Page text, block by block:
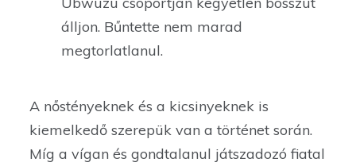
álljon. Bűntette nem marad
megtorlatlanul.
A nőstényeknek és a kicsinyeknek is
kiemelkedő szerepük van a történet során.
Míg a vígan és gondtalanul játszadozó fiatal